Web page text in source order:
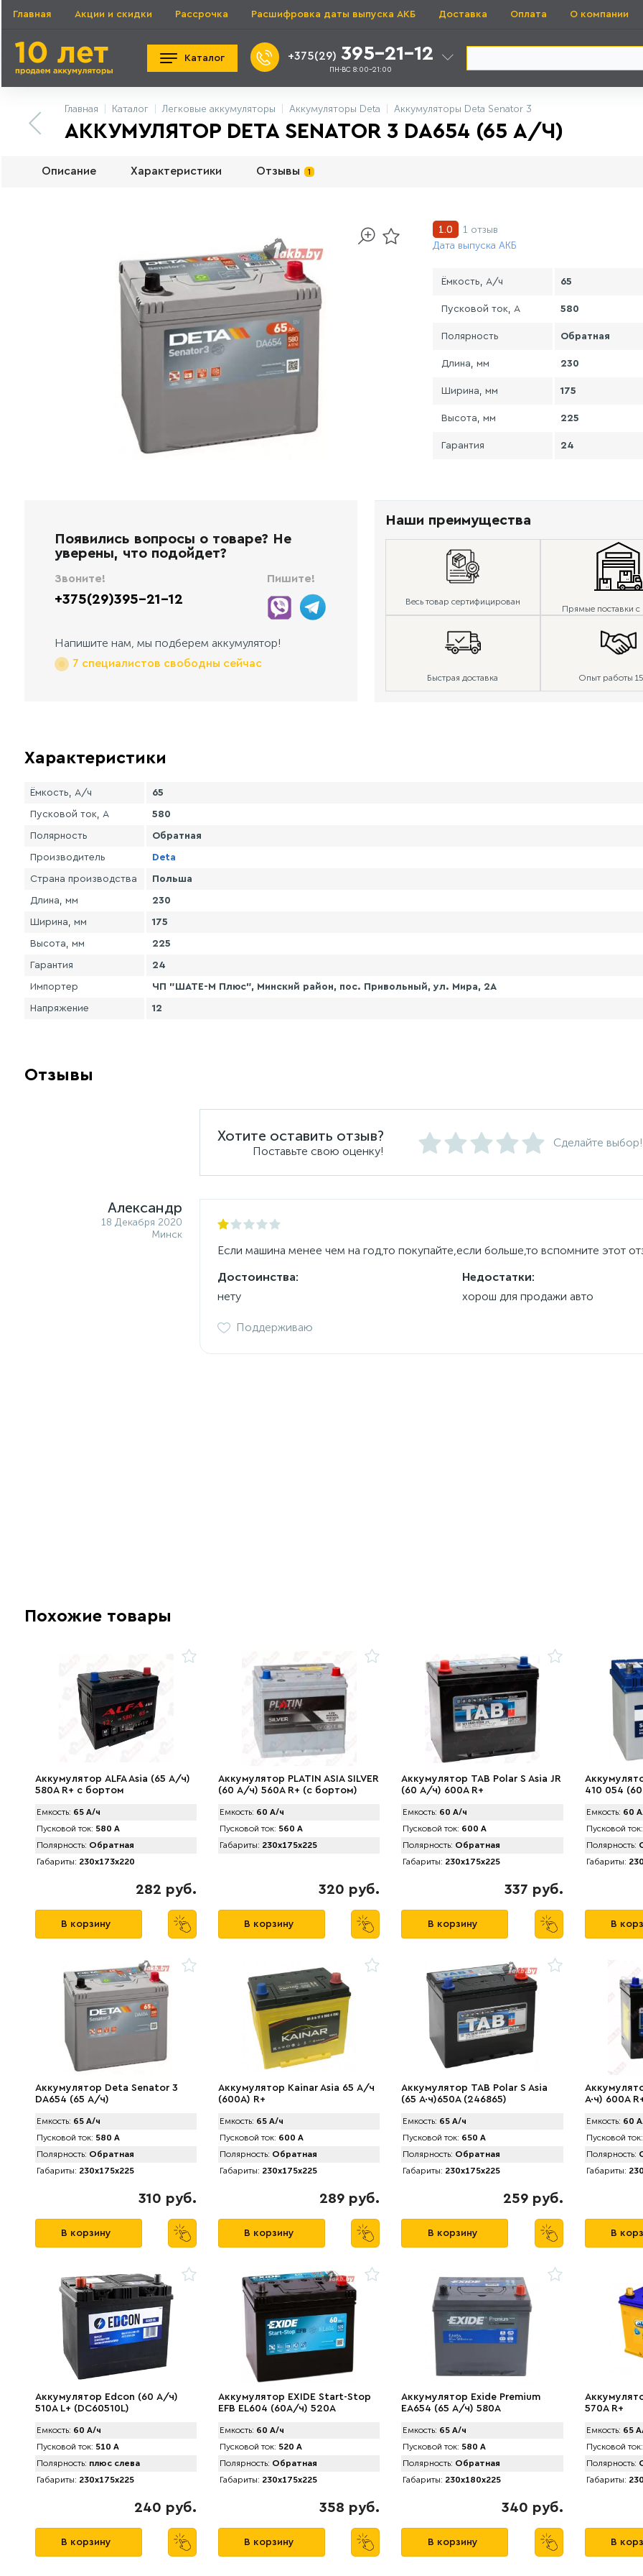
Главная Акции и скидки Рассрочка Расшифровка даты выпуска АКБ Доставка Оплата О компании
Каталог +375(29) 395-21-12
ПН-ВС 8:00-21:00
Главная Каталог Легковые аккумуляторы Аккумуляторы Deta Аккумуляторы Deta Senator 3
АККУМУЛЯТОР DETA SENATOR 3 DA654 (65 А/Ч)
Описание Характеристики Отзывы 1
1.0
1 отзыв
Дата выпуска АКБ
Ёмкость, А/ч 65
Пусковой ток, А 580
Полярность Обратная
Длина, мм 230
Ширина, мм 175
Высота, мм 225
Гарантия 24
Появились вопросы о товаре? Не
уверены, что подойдет?
Звоните!
+375(29)395-21-12
Пишите!
Напишите нам, мы подберем аккумулятор!
7 специалистов свободны сейчас
Наши преимущества
Весь товар сертифицирован
Прямые поставки с
Быстрая доставка Опыт работы
Характеристики
Ёмкость, А/ч 65
Пусковой ток, А 580
Полярность Обратная
Производитель Deta
Страна производства Польша
Длина, мм 230
Ширина, мм 175
Высота, мм 225
Гарантия 24
Импортер ЧП "ШАТЕ-М Плюс", Минский район, пос. Привольный, ул. Мира, 2А
Напряжение 12
Отзывы
Хотите оставить отзыв?
Поставьте свою оценку!
Сделайте выбор!
Александр
18 Декабря 2020
Минск
Если машина менее чем на год,то покупайте,если больше,то вспомните этот
Достоинства:
нету
Недостатки:
хорош для продажи авто
Поддерживаю
Похожие товары
Аккумулятор АLFA Asia (65 А/ч)
580A R+ с бортом
Емкость: 65 А/ч
Пусковой ток: 580 А
Полярность: Обратная
Габариты: 230x173x220
282 руб.
В корзину
Аккумулятор PLATIN ASIA SILVER
(60 А/ч) 560A R+ (с бортом)
Емкость: 60 А/ч
Пусковой ток: 560 А
Габариты: 230x175x225
320 руб.
В корзину
Аккумулятор TAB Polar S Asia JR
(60 А/ч) 600А R+
Емкость: 60 А/ч
Пусковой ток: 600 А
Полярность: Обратная
Габариты: 230x175x225
337 руб.
В корзину
410 054
Емкость: 60
Пусковой ток:
Полярность:
Габариты:
В
Аккумулятор Deta Senator 3
DA654 (65 А/ч)
Емкость: 65 А/ч
Пусковой ток: 580 А
Полярность: Обратная
Габариты: 230x175x225
310 руб.
В корзину
Аккумулятор Kainar Asia 65 А/ч
(600A) R+
Емкость: 65 А/ч
Пусковой ток: 600 А
Полярность: Обратная
Габариты: 230x175x225
289 руб.
В корзину
Аккумулятор TAB Polar S Asia
(65 А·ч)650А (246865)
Емкость: 65 А/ч
Пусковой ток: 650 А
Полярность: Обратная
Габариты: 230x175x225
259 руб.
В корзину
А·ч) 600A
Емкость: 60
Пусковой ток:
Полярность:
Габариты:
В
Аккумулятор Edcon (60 А/ч)
510A L+ (DC60510L)
Емкость: 60 А/ч
Пусковой ток: 510 А
Полярность: плюс слева
Габариты: 230x175x225
240 руб.
В корзину
Аккумулятор EXIDE Start-Stop
EFB EL604 (60А/ч) 520A
Емкость: 60 А/ч
Пусковой ток: 520 А
Полярность: Обратная
Габариты: 230x175x225
358 руб.
В корзину
Аккумулятор Exide Premium
EA654 (65 А/ч) 580A
Емкость: 65 А/ч
Пусковой ток: 580 А
Полярность: Обратная
Габариты: 230x180x225
340 руб.
В корзину
570A R+
Емкость: 65
Пусковой ток:
Полярность:
Габариты:
В